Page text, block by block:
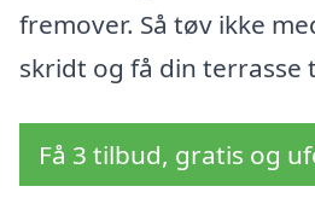
fremover. Så tøv ikke
skridt og få din terrasse
Få 3 tilbud, gratis og